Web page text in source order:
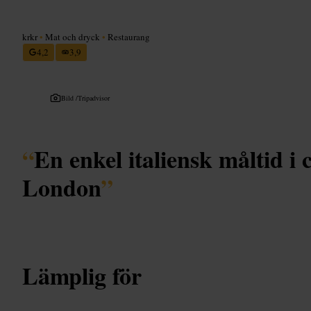
krkr • Mat och dryck • Restaurang
4,2
3,9
Bild /Tripadvisor
“En enkel italiensk måltid i
London”
Lämplig för